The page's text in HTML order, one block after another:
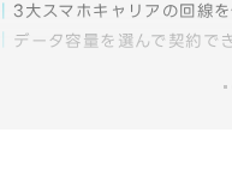
3大スマホキャリアの回線
データ容量を選んで契約で